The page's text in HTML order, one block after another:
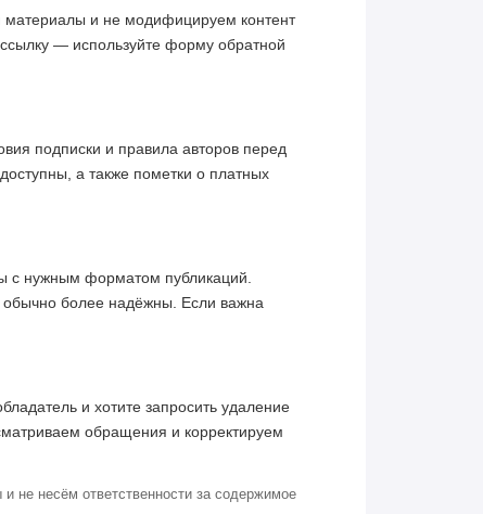
материалы и не модифицируем контент
— используйте форму обратной
подписки и правила авторов перед
а также пометки о платных
с нужным форматом публикаций.
обычно более надёжны. Если важна
и хотите запросить удаление
обращения и корректируем
не несём ответственности за содержимое